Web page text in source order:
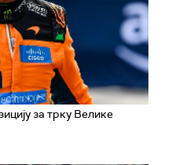
за трку Велике